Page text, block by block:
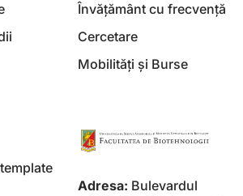
Învățământ cu frecvență
Cercetare
Mobilități și Burse
Adresa: Bulevardul